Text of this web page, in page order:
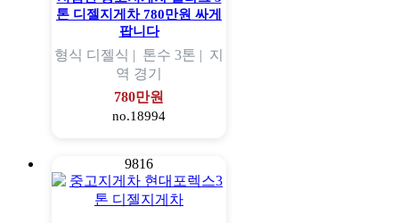
톤 디젤지게차 780만원 싸게
팝니다
형식 디젤식 | 톤수 3톤 | 지
역 경기
780만원
no.18994
9816